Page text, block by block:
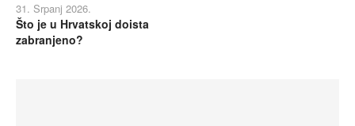
31. Srpanj 2026.
Što je u Hrvatskoj doista
zabranjeno?